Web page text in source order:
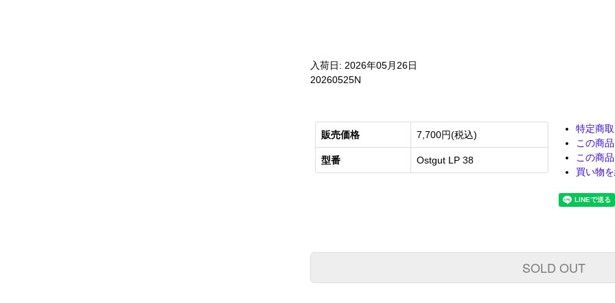
入荷日: 2026年05月26日
20260525N
販売価格 7,700円(税込)
型番 Ostgut LP 38
特定商
この商
この商
買い物
SOLD OUT